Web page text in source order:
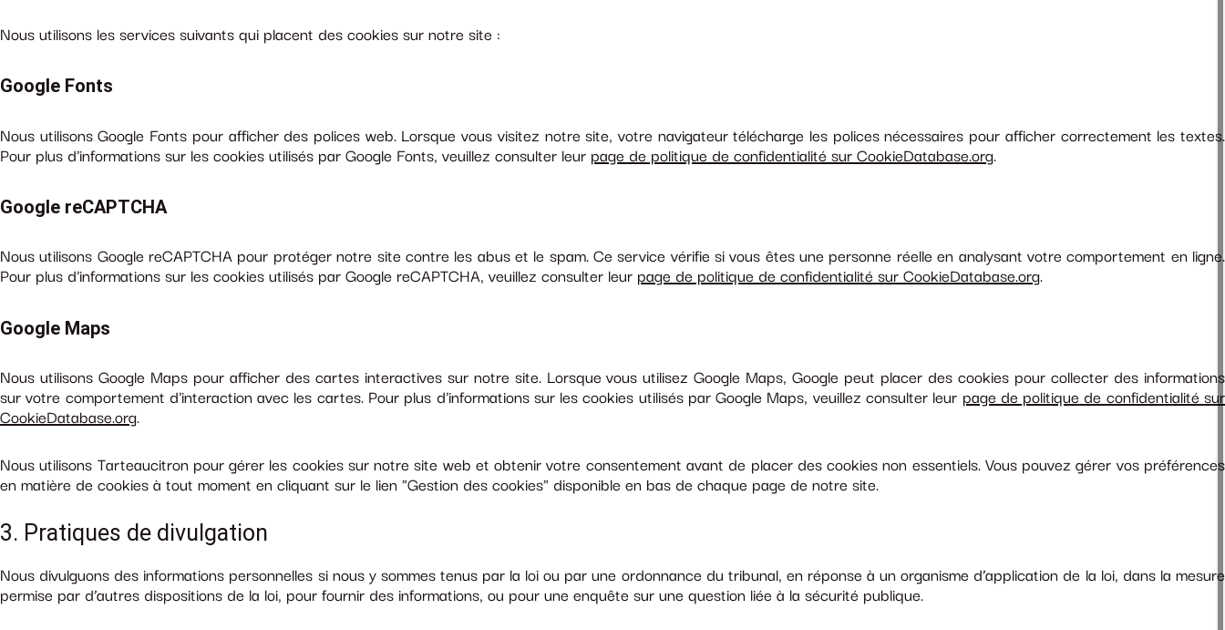
Nous utilisons les services suivants qui placent des cookies sur notre site :
Google Fonts
Nous utilisons Google Fonts pour afficher des polices web. Lorsque vous visitez notre site, votre navigateur télécharge les polices nécessaires pour afficher correctement les textes.
Pour plus d'informations sur les cookies utilisés par Google Fonts, veuillez consulter leur page de politique de confidentialité sur CookieDatabase.org.
Google reCAPTCHA
Nous utilisons Google reCAPTCHA pour protéger notre site contre les abus et le spam. Ce service vérifie si vous êtes une personne réelle en analysant votre comportement en ligne.
Pour plus d'informations sur les cookies utilisés par Google reCAPTCHA, veuillez consulter leur page de politique de confidentialité sur CookieDatabase.org.
Google Maps
Nous utilisons Google Maps pour afficher des cartes interactives sur notre site. Lorsque vous utilisez Google Maps, Google peut placer des cookies pour collecter des informations
sur votre comportement d'interaction avec les cartes. Pour plus d'informations sur les cookies utilisés par Google Maps, veuillez consulter leur page de politique de confidentialité sur
CookieDatabase.org.
Nous utilisons Tarteaucitron pour gérer les cookies sur notre site web et obtenir votre consentement avant de placer des cookies non essentiels. Vous pouvez gérer vos préférences
en matière de cookies à tout moment en cliquant sur le lien "Gestion des cookies" disponible en bas de chaque page de notre site.
3. Pratiques de divulgation
Nous divulguons des informations personnelles si nous y sommes tenus par la loi ou par une ordonnance du tribunal, en réponse à un organisme d’application de la loi, dans la mesure
permise par d’autres dispositions de la loi, pour fournir des informations, ou pour une enquête sur une question liée à la sécurité publique.